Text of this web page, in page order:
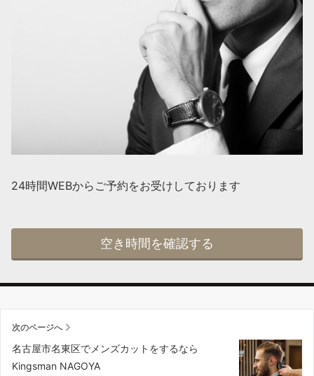
24時間WEBからご予約をお受けしております
空き時間を確認する
次のページへ
名古屋市名東区でメンズカットをするなら
Kingsman NAGOYA